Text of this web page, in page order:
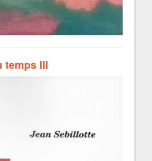
temps III